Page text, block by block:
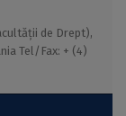
de Drept),
Tel/Fax: + (4)